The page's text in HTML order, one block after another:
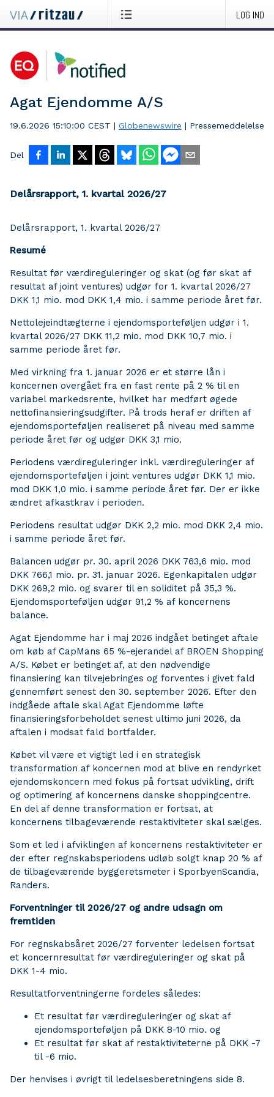
LOG IND
Agat Ejendomme A/S
19.6.2026 15:10:00 CEST | Globenewswire | Pressemeddelelse
Del
Delårsrapport, 1. kvartal 2026/27
Delårsrapport, 1. kvartal 2026/27
Resumé
Resultat før værdireguleringer og skat (og før skat af
resultat af joint ventures) udgør for 1. kvartal 2026/27
DKK 1,1 mio. mod DKK 1,4 mio. i samme periode året før.
Nettolejeindtægterne i ejendomsporteføljen udgør i 1.
kvartal 2026/27 DKK 11,2 mio. mod DKK 10,7 mio. i
samme periode året før.
Med virkning fra 1. januar 2026 er et større lån i
koncernen overgået fra en fast rente på 2 % til en
variabel markedsrente, hvilket har medført øgede
nettofinansieringsudgifter. På trods heraf er driften af
ejendomsporteføljen realiseret på niveau med samme
periode året før og udgør DKK 3,1 mio.
Periodens værdireguleringer inkl. værdireguleringer af
ejendomsporteføljen i joint ventures udgør DKK 1,1 mio.
mod DKK 1,0 mio. i samme periode året før. Der er ikke
ændret afkastkrav i perioden.
Periodens resultat udgør DKK 2,2 mio. mod DKK 2,4 mio.
i samme periode året før.
Balancen udgør pr. 30. april 2026 DKK 763,6 mio. mod
DKK 766,1 mio. pr. 31. januar 2026. Egenkapitalen udgør
DKK 269,2 mio. og svarer til en soliditet på 35,3 %.
Ejendomsporteføljen udgør 91,2 % af koncernens
balance.
Agat Ejendomme har i maj 2026 indgået betinget aftale
om køb af CapMans 65 %-ejerandel af BROEN Shopping
A/S. Købet er betinget af, at den nødvendige
finansiering kan tilvejebringes og forventes i givet fald
gennemført senest den 30. september 2026. Efter den
indgåede aftale skal Agat Ejendomme løfte
finansieringsforbeholdet senest ultimo juni 2026, da
aftalen i modsat fald bortfalder.
Købet vil være et vigtigt led i en strategisk
transformation af koncernen mod at blive en rendyrket
ejendomskoncern med fokus på fortsat udvikling, drift
og optimering af koncernens danske shoppingcentre.
En del af denne transformation er fortsat, at
koncernens tilbageværende restaktiviteter skal sælges.
Som et led i afviklingen af koncernens restaktiviteter er
der efter regnskabsperiodens udløb solgt knap 20 % af
de tilbageværende byggeretsmeter i SporbyenScandia,
Randers.
Forventninger til 2026/27 og andre udsagn om
fremtiden
For regnskabsåret 2026/27 forventer ledelsen fortsat
et koncernresultat før værdireguleringer og skat på
DKK 1-4 mio.
Resultatforventningerne fordeles således:
Et resultat før værdireguleringer og skat af
ejendomsporteføljen på DKK 8-10 mio. og
Et resultat før skat af restaktiviteterne på DKK -7
til -6 mio.
Der henvises i øvrigt til ledelsesberetningens side 8.